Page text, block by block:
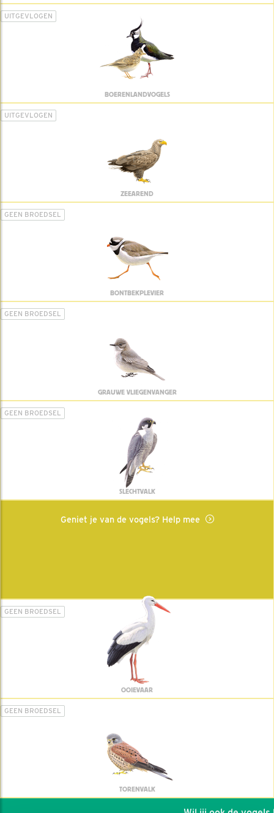
UITGEVLOGEN
BOERENLANDVOGELS
UITGEVLOGEN
ZEEAREND
GEEN BROEDSEL
BONTBEKPLEVIER
GEEN BROEDSEL
GRAUWE VLIEGENVANGER
GEEN BROEDSEL
SLECHTVALK
Geniet je van de vogels? Help mee
GEEN BROEDSEL
OOIEVAAR
GEEN BROEDSEL
TORENVALK